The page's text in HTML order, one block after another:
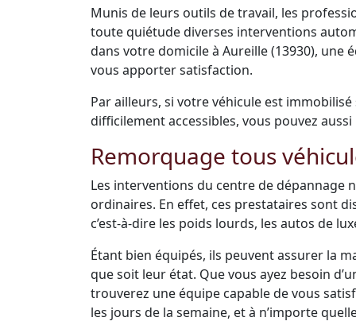
Munis de leurs outils de travail, les
toute quiétude diverses interventions
dans votre domicile à Aureille (13930), une
vous apporter satisfaction.
Par ailleurs, si votre véhicule est
difficilement accessibles, vous pouvez
Remorquage tous
Les interventions du centre de dépannage
ordinaires. En effet, ces prestataires sont
c’est-à-dire les poids lourds, les autos de
Étant bien équipés, ils peuvent assurer la
que soit leur état. Que vous ayez besoin
trouverez une équipe capable de vous
les jours de la semaine, et à n’importe